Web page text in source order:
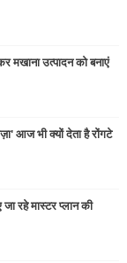
मखाना उत्पादन को बनाएं
आज भी क्यों देता है रोंगटे
जा रहे मास्टर प्लान की